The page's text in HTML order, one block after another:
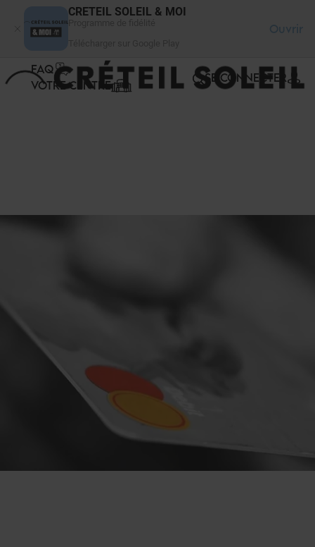
CRETEIL SOLEIL & MOI
Ouvrir
FAQ
VOTRE CENTRE
SE CONNECTER
Panneau de gestion des cookies